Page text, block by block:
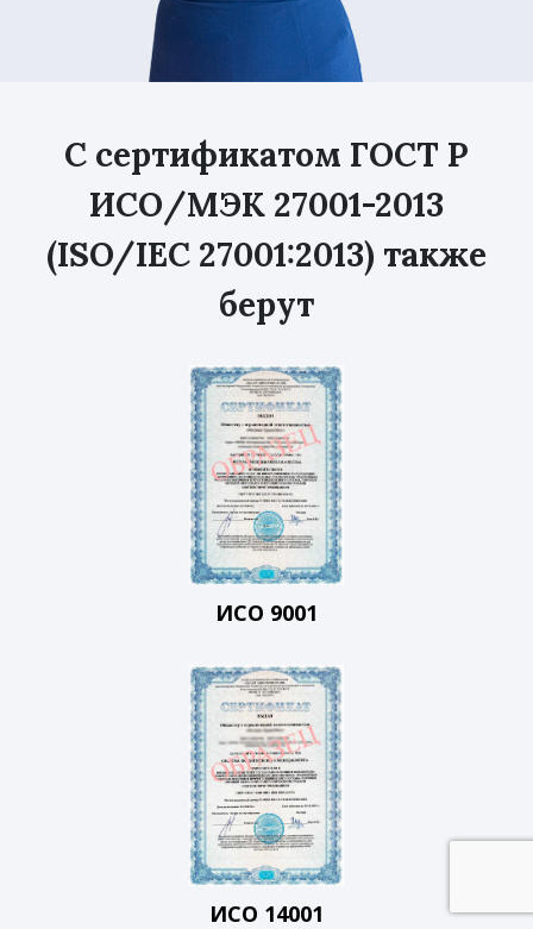
С сертификатом ГОСТ Р
ИСО/МЭК 27001-2013
(ISO/IEC 27001:2013) также
берут
ИСО 9001
ИСО 14001